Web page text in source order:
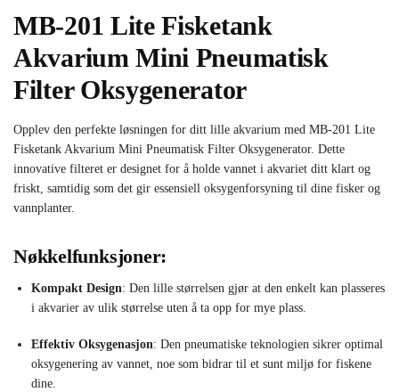
MB-201 Lite Fisketank
Akvarium Mini Pneumatisk
Filter Oksygenerator
Opplev den perfekte løsningen for ditt lille akvarium med MB-201 Lite
Fisketank Akvarium Mini Pneumatisk Filter Oksygenerator. Dette
innovative filteret er designet for å holde vannet i akvariet ditt klart og
friskt, samtidig som det gir essensiell oksygenforsyning til dine fisker og
vannplanter.
Nøkkelfunksjoner:
Kompakt Design: Den lille størrelsen gjør at den enkelt kan plasseres
i akvarier av ulik størrelse uten å ta opp for mye plass.
Effektiv Oksygenasjon: Den pneumatiske teknologien sikrer optimal
oksygenering av vannet, noe som bidrar til et sunt miljø for fiskene
dine.